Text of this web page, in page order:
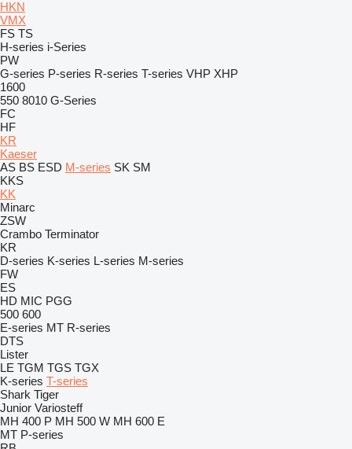
HKN
VMX
FS TS
H-series i-Series
PW
G-series P-series R-series T-series VHP XHP
1600
550 8010 G-Series
FC
HF
KR
Kaeser
AS BS ESD M-series SK SM
KKS
KK
Minarc
ZSW
Crambo Terminator
KR
D-series K-series L-series M-series
FW
ES
HD MIC PGG
500 600
E-series MT R-series
DTS
Lister
LE TGM TGS TGX
K-series T-series
Shark Tiger
Junior Variosteff
MH 400 P MH 500 W MH 600 E
MT P-series